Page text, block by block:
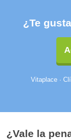
¿Te
Vitaplace ·
¿Vale la